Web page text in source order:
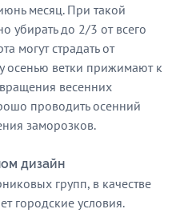
месяц. При такой
убирать до 2/3 от всего
могут страдать от
осенью ветки прижимают к
весенних
проводить осенний
заморозков.
дизайн
групп, в качестве
городские условия.